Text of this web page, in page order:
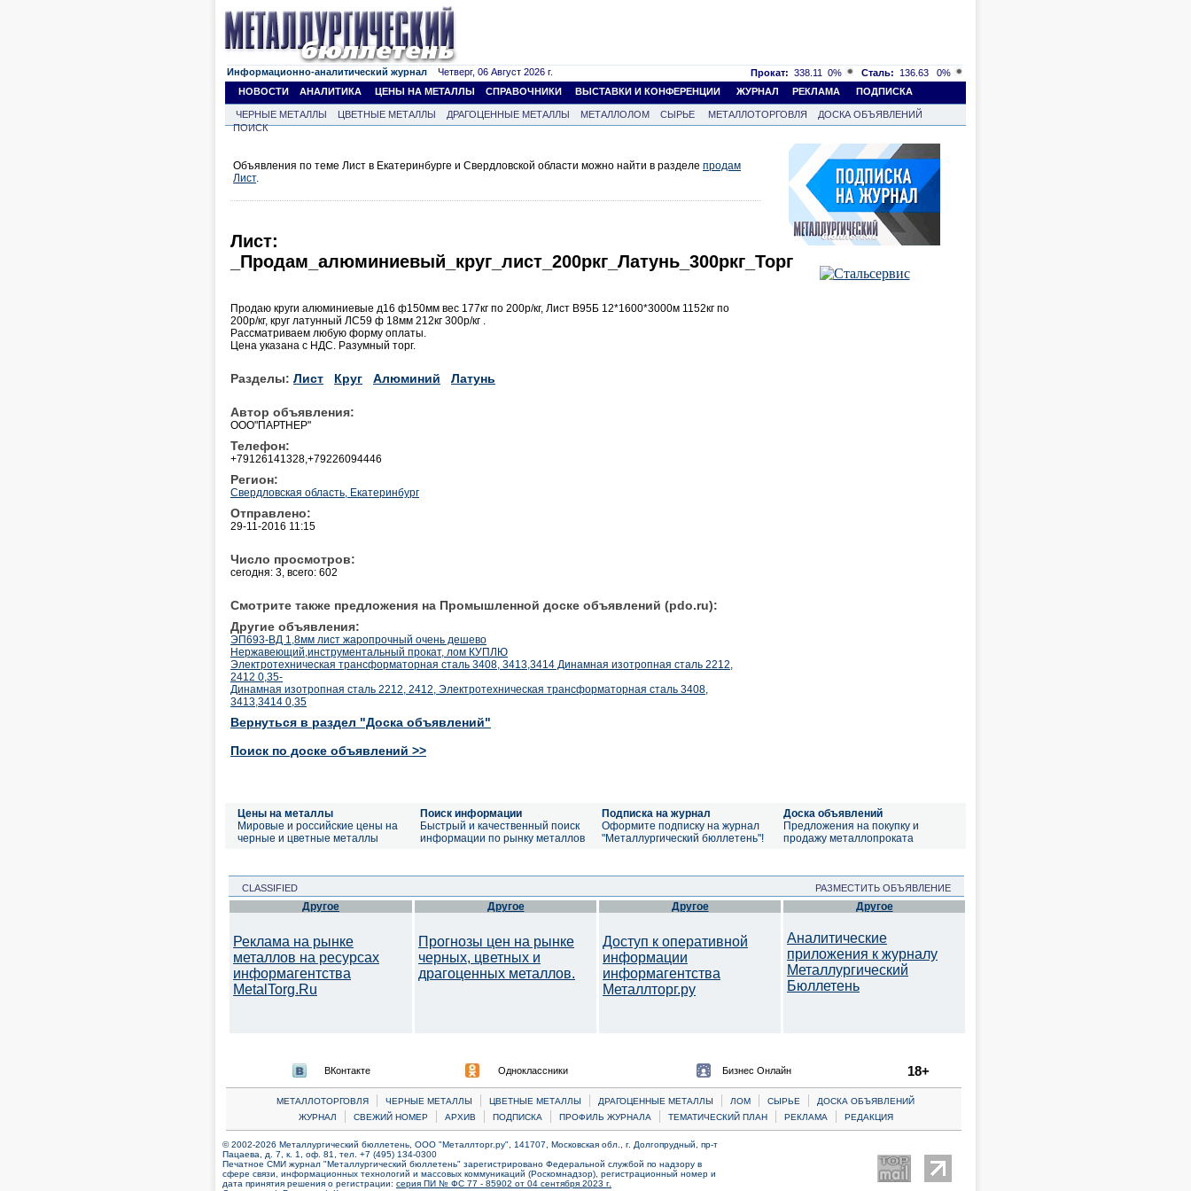
Информационно-аналитический журнал Четверг, 06 Август 2026 г. Прокат: 338.11 0% Сталь: 136.63
0%
НОВОСТИ
АНАЛИТИКА ЦЕНЫ НА МЕТАЛЛЫ СПРАВОЧНИКИ ВЫСТАВКИ И КОНФЕРЕНЦИИ ЖУРНАЛ РЕКЛАМА ПОДПИСКА
ЧЕРНЫЕ МЕТАЛЛЫ ЦВЕТНЫЕ МЕТАЛЛЫ ДРАГОЦЕННЫЕ МЕТАЛЛЫ МЕТАЛЛОЛОМ СЫРЬЕ МЕТАЛЛОТОРГОВЛЯ
ДОСКА ОБЪЯВЛЕНИЙ
ПОИСК
Объявления по теме Лист в Екатеринбурге и Свердловской области можно найти в разделе продам
Лист.
Лист:
_Продам_алюминиевый_круг_лист_200ркг_Латунь_300ркг_Торг
Продаю круги алюминиевые д16 ф150мм вес 177кг по 200р/кг, Лист В95Б 12*1600*3000м 1152кг по
200р/кг, круг латунный ЛС59 ф 18мм 212кг 300р/кг .
Рассматриваем любую форму оплаты.
Цена указана с НДС. Разумный торг.
Разделы: Лист Круг Алюминий Латунь
Автор объявления:
ООО"ПАРТНЕР"
Телефон:
+79126141328,+79226094446
Регион:
Свердловская область, Екатеринбург
Отправлено:
29-11-2016 11:15
Число просмотров:
сегодня: 3, всего: 602
Смотрите также предложения на Промышленной доске объявлений (pdo.ru):
Другие объявления:
ЭП693-ВД 1,8мм лист жаропрочный очень дешево
Нержавеющий,инструментальный прокат, лом КУПЛЮ
Электротехническая трансформаторная сталь 3408, 3413,3414 Динамная изотропная сталь 2212,
2412 0,35-
Динамная изотропная сталь 2212, 2412, Электротехническая трансформаторная сталь 3408,
3413,3414 0,35
Вернуться в раздел "Доска объявлений"
Поиск по доске объявлений >>
Цены на металлы
Мировые и российские цены на
черные и цветные металлы
Поиск информации
Быстрый и качественный поиск
информации по рынку металлов
Подписка на журнал
Оформите подписку на журнал
"Металлургический бюллетень"!
Доска объявлений
Предложения на покупку и
продажу металлопроката
CLASSIFIED РАЗМЕСТИТЬ ОБЪЯВЛЕНИЕ
Другое
Реклама на рынке
металлов на ресурсах
информагентства
MetalTorg.Ru
Другое
Прогнозы цен на рынке
черных, цветных и
драгоценных металлов.
Другое
Доступ к оперативной
информации
информагентства
Металлторг.ру
Другое
Аналитические
приложения к журналу
Металлургический
Бюллетень
ВКонтакте Одноклассники Бизнес Онлайн 18+
МЕТАЛЛОТОРГОВЛЯ | ЧЕРНЫЕ МЕТАЛЛЫ | ЦВЕТНЫЕ МЕТАЛЛЫ | ДРАГОЦЕННЫЕ МЕТАЛЛЫ | ЛОМ | CЫРЬЕ |
ДОСКА ОБЪЯВЛЕНИЙ
ЖУРНАЛ
| СВЕЖИЙ НОМЕР | АРХИВ | ПОДПИСКА | ПРОФИЛЬ ЖУРНАЛА | ТЕМАТИЧЕСКИЙ ПЛАН | РЕКЛАМА | РЕДАКЦИЯ
© 2002-2026 Металлургический бюллетень, ООО "Металлторг.ру", 141707, Московская обл., г. Долгопрудный, пр-т
Пацаева, д. 7, к. 1, оф. 81, тел. +7 (495) 134-0300
Печатное СМИ журнал "Металлургический бюллетень" зарегистрировано Федеральной службой по надзору в
сфере связи, информационных технологий и массовых коммуникаций (Роскомнадзор), регистрационный номер и
дата принятия решения о регистрации: серия ПИ № ФС 77 - 85902 от 04 сентября 2023 г.